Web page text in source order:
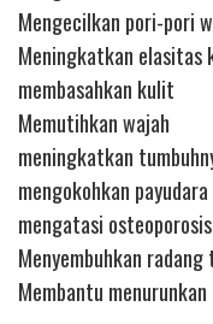
Mengecilkan pori-pori
Meningkatkan elasitas
membasahkan kulit
Memutihkan wajah
meningkatkan
mengokohkan payudara
mengatasi osteoporosis
Menyembuhkan
Membantu